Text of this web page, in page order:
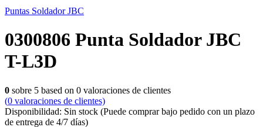
Puntas Soldador JBC
0300806 Punta Soldador JBC
T-L3D
0 sobre 5 based on 0 valoraciones de clientes
(0 valoraciones de clientes)
Disponibilidad: Sin stock (Puede comprar bajo pedido con un plazo
de entrega de 4/7 días)